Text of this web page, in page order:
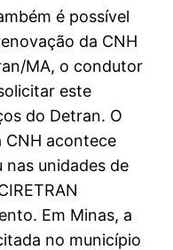
é possível
da CNH
MA, o condutor
este
do Detran. O
CNH acontece
nas unidades de
Em Minas, a
no município